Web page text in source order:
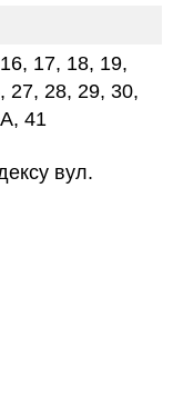
17, 18, 19,
27, 28, 29, 30,
41
вул.